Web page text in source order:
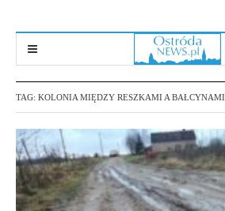
TAG: KOLONIA MIĘDZY RESZKAMI A BAŁCYNAMI